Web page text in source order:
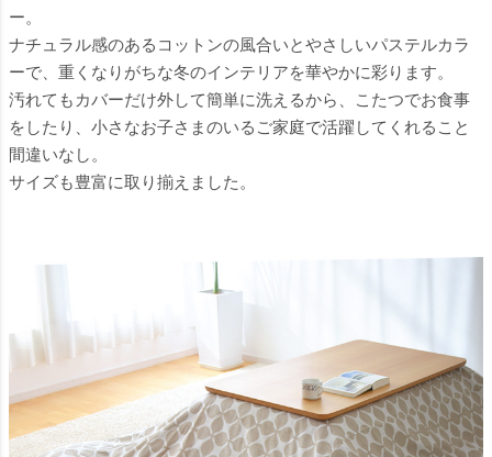
ー。
ナチュラル感のあるコットンの風合いとやさしいパステルカラ
ーで、重くなりがちな冬のインテリアを華やかに彩ります。
汚れてもカバーだけ外して簡単に洗えるから、こたつでお食事
をしたり、小さなお子さまのいるご家庭で活躍してくれること
間違いなし。
サイズも豊富に取り揃えました。